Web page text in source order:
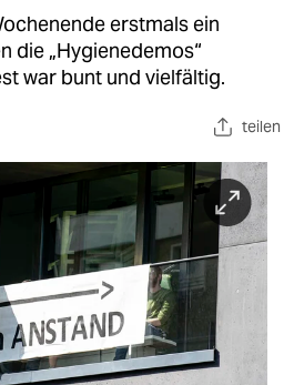
erstmals ein
die „Hygienedemos“
war bunt und vielfältig.
teilen